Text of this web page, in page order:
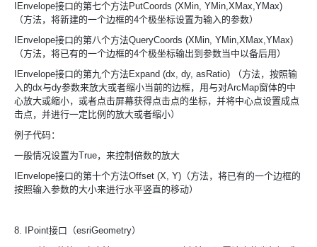
IEnvelope接口的第七个方法PutCoords (XMin, YMin,XMax,YMax)
（方法，将新建的一个边框的4个极坐标设置为输入的参数）
IEnvelope接口的第八个方法QueryCoords (XMin, YMin,XMax,YMax)
（方法，将已有的一个边框的4个极坐标输出到参数当中以备后用）
IEnvelope接口的第九个方法Expand (dx, dy, asRatio) （方法，按照输
入的dx与dy参数来放大或者缩小当前的边框，用与对ArcMap窗体的中
心放大或缩小，或者点击屏幕获得点击点的坐标，并将中心点设置成点
击点，并进行一定比例的放大或者缩小）
例子代码：
一般情况设置为True，来控制倍数的放大
IEnvelope接口的第十个方法Offset (X, Y)（方法，将已有的一个边框的
按照输入参数的大小来进行水平竖直的移动）
8. IPoint接口（esriGeometry）